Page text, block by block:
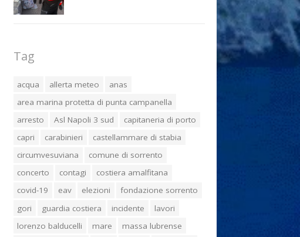
Tag
acqua allerta meteo
anas
area marina protetta di punta campanella
arresto
Asl Napoli 3 sud
capitaneria di porto
capri
carabinieri
castellammare di stabia
circumvesuviana
comune di sorrento
concerto
contagi
costiera amalfitana
covid-19
eav elezioni
fondazione sorrento
gori
guardia costiera incidente
lavori
lorenzo balducelli
mare
massa lubrense